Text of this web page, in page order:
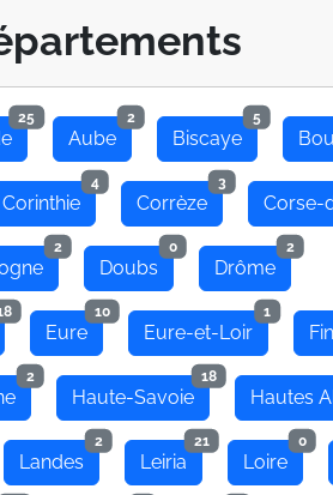
25
Aube
2
Biscaye
5
Corinthie
4
Corrèze
3
Corse-
2
Doubs
0
Drôme
2
Eure
10
Eure-et-Loir
1
2
Haute-Savoie
18
Hautes
Landes
2
Leiria
21
Loire
0